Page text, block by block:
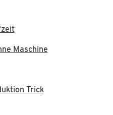
Maschine
Trick